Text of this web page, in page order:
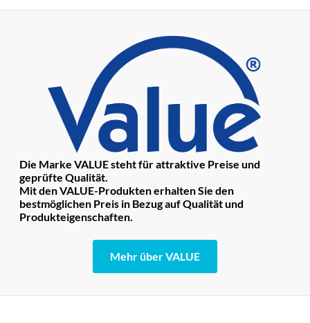
Die Marke VALUE steht für attraktive Preise und
geprüfte Qualität.
Mit den VALUE-Produkten erhalten Sie den
bestmöglichen Preis in Bezug auf Qualität und
Produkteigenschaften.
Mehr über VALUE